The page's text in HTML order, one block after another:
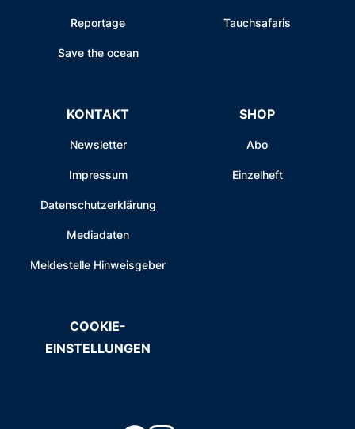
Reportage
Save the ocean
Tauchsafaris
KONTAKT
Newsletter
Impressum
Datenschutzerklärung
Mediadaten
Meldestelle Hinweisgeber
SHOP
Abo
Einzelheft
COOKIE-
EINSTELLUNGEN